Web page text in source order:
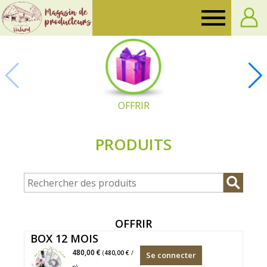
Vialard
OFFRIR
PRODUITS
OFFRIR
BOX 12 MOIS
BOX
480,00 € (480,00 € /
Se connecter